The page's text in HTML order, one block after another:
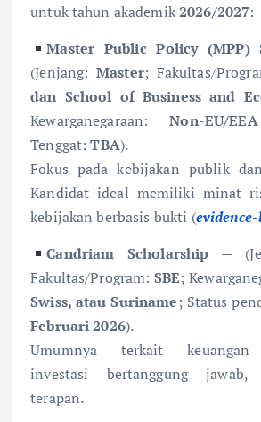
untuk tahun akademik2026/2027:
Master Public Policy (MPP)
(Jenjang: Master; Fakultas/
dan School of Business and
Kewarganegaraan:Non-EU/
Tenggat:TBA).
Fokus pada kebijakan publik
Kandidat ideal memiliki minat
kebijakan berbasis bukti (
Candriam Scholarship —
Fakultas/Program:SBE;
Swiss, atau Suriname; Status
Februari 2026).
Umumnya terkait keuangan
investasi bertanggung
terapan.